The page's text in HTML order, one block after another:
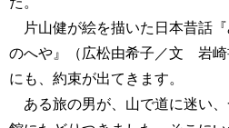
片山健が絵を描いた日本昔話『
のへや』（広松由希子／文 岩崎
にも、約束が出てきます。
ある旅の男が、山で道に迷い